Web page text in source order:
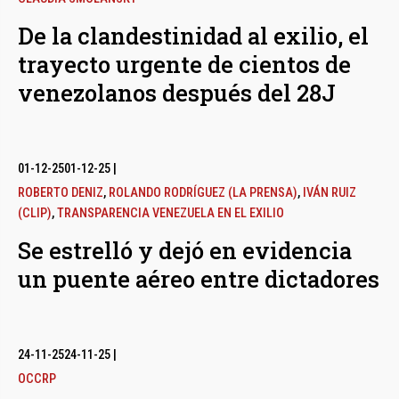
De la clandestinidad al exilio, el
trayecto urgente de cientos de
venezolanos después del 28J
01-12-2501-12-25
ROBERTO DENIZ, ROLANDO RODRÍGUEZ (LA PRENSA), IVÁN RUIZ
(CLIP),TRANSPARENCIA VENEZUELA EN EL EXILIO
Se estrelló y dejó en evidencia
un puente aéreo entre dictadores
24-11-2524-11-25
OCCRP